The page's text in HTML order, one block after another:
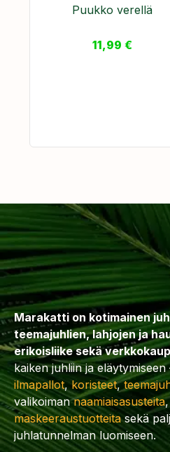
Puukko verellä
11,99 €
Marakatti on kotimainen
teemajuhlien, lahjojen ja
erikoisliike sekä
kaiken juhliin ja eläytymiseen
ilmapallot,koristeet,
valikoimannaamiaisasusteita
maskeeraustuotteitasekä
juhlatunnelman luomiseen.